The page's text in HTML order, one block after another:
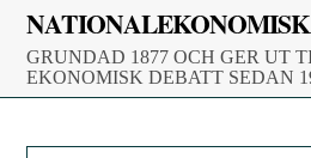
Skip
content
GRUNDAD 1877 OCH GER UT
EKONOMISK DEBATT SEDAN